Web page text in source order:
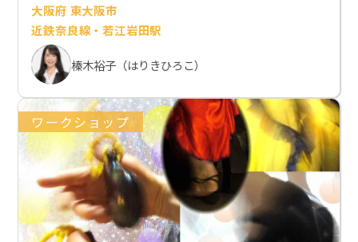
大阪府 東大阪市
近鉄奈良線・若江岩田駅
榛木裕子（はりきひろこ）
ワークショップ